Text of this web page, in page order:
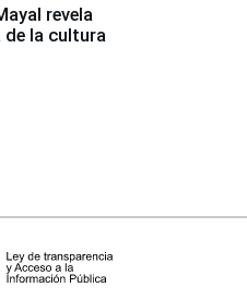
revela
de la cultura